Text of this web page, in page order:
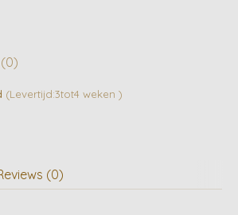
dit product is
(0)
(Levertijd:3tot4 weken )
(0)